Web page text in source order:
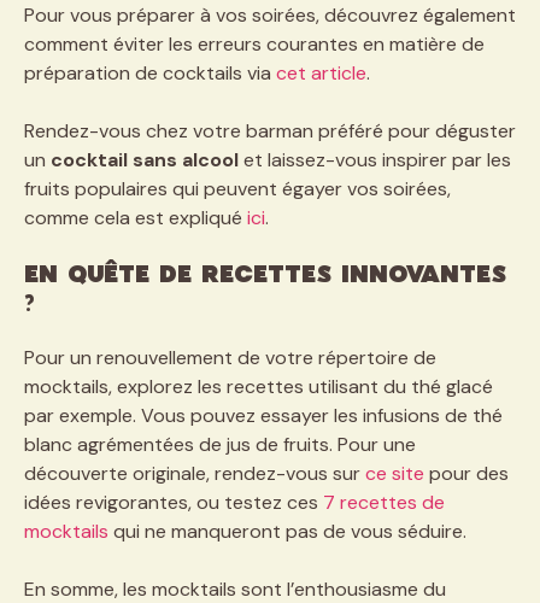
Pour vous préparer à vos soirées, découvrez également
comment éviter les erreurs courantes en matière de
préparation de cocktails via cet article.
Rendez-vous chez votre barman préféré pour déguster
un cocktail sans alcoolet laissez-vous inspirer par les
fruits populaires qui peuvent égayer vos soirées,
comme cela est expliqué ici.
En quête de recettes innovantes
?
Pour un renouvellement de votre répertoire de
mocktails, explorez les recettes utilisant du thé glacé
par exemple. Vous pouvez essayer les infusions de thé
blanc agrémentées de jus de fruits. Pour une
découverte originale, rendez-vous surce site pour des
idées revigorantes, ou testez ces 7 recettes de
mocktails qui ne manqueront pas de vous séduire.
En somme, les mocktails sont l’enthousiasme du